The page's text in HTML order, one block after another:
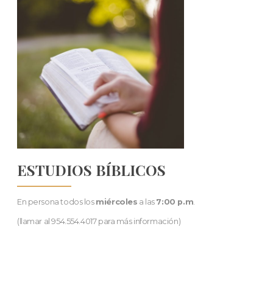
ESTUDIOS BÍBLICOS
En persona todos los miércoles a las 7:00 p.m.
(llamar al 954.554.4017 para más información)